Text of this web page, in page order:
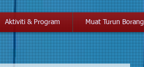
Aktiviti & Program Muat Turun Borang